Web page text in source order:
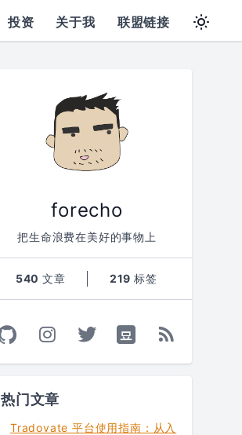
投资 关于我 联盟链接
forecho
把生命浪费在美好的事物上
540文章 219标签
热门文章
Tradovate 平台使用指南：从入